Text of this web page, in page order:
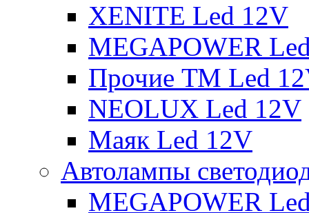
XENITE Led 12V
MEGAPOWER
Прочие ТМ Led
NEOLUX Led 12V
Маяк Led 12V
Автолампы
MEGAPOWER